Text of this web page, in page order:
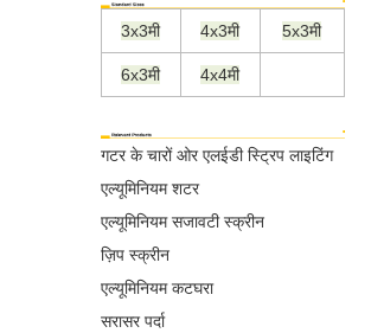
3x3मी 4x3मी 5x3मी
6x3मी 4x4मी
गटर के चारों ओर एलईडी स्ट्रिप लाइटिंग
एल्यूमिनियम शटर
एल्यूमिनियम सजावटी स्क्रीन
ज़िप स्क्रीन
एल्यूमिनियम कटघरा
सरासर पर्दा